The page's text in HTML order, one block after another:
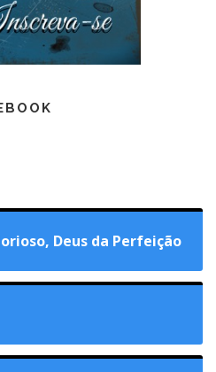
Deus da Perfeição